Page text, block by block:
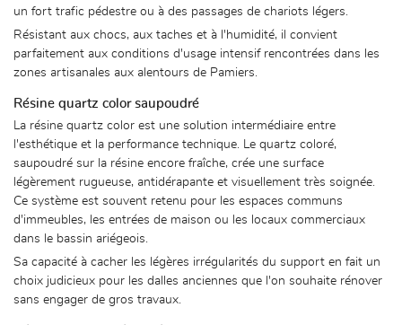
un fort trafic pédestre ou à des passages de chariots légers.
Résistant aux chocs, aux taches et à l'humidité, il convient
parfaitement aux conditions d'usage intensif rencontrées dans les
zones artisanales aux alentours de Pamiers.
Résine quartz color saupoudré
La résine quartz color est une solution intermédiaire entre
l'esthétique et la performance technique. Le quartz coloré,
saupoudré sur la résine encore fraîche, crée une surface
légèrement rugueuse, antidérapante et visuellement très soignée.
Ce système est souvent retenu pour les espaces communs
d'immeubles, les entrées de maison ou les locaux commerciaux
dans le bassin ariégeois.
Sa capacité à cacher les légères irrégularités du support en fait un
choix judicieux pour les dalles anciennes que l'on souhaite rénover
sans engager de gros travaux.